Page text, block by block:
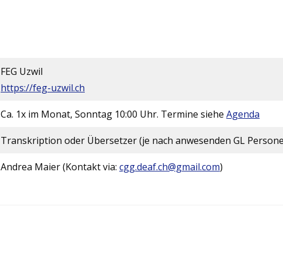
FEG Uzwil
https://feg-uzwil.ch
Ca. 1x im Monat, Sonntag 10:00 Uhr. Termine siehe Agenda
Transkription oder Übersetzer (je nach anwesenden GL
Andrea Maier (Kontakt via: cgg.deaf.ch@gmail.com)